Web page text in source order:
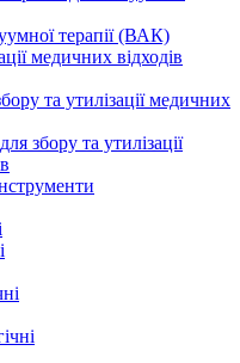
терапії (ВАК)
медичних відходів
та утилізації медичних
збору та утилізації